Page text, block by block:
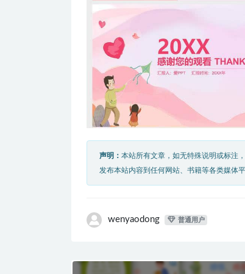
声明： 本站所有文章，如无特殊说明或标注
发布本站内容到任何网站、书籍等各类媒体
wenyaodong 普通用户